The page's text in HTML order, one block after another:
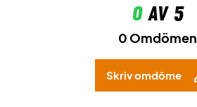
0av 5
0 Omdömen
Skriv omdöme